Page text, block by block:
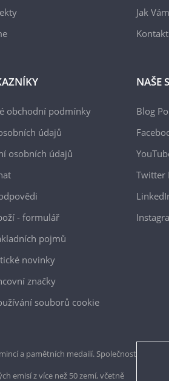
obchodní podmínky
údajů
osobních údajů
- formulář
pojmů
novinky
značky
souborů cookie
Jak
NAŠE
Blog
Twitter
a pamětních medailí. Společnost
emisí z více než 50 zemí, včetně